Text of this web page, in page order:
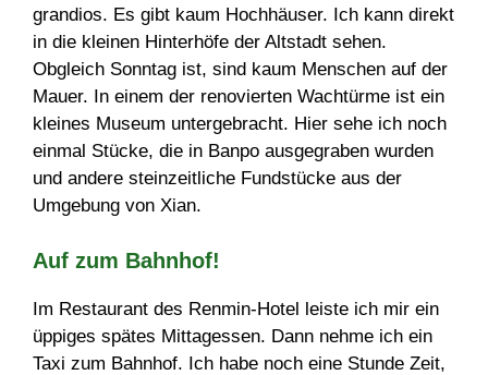
grandios. Es gibt kaum Hochhäuser. Ich kann direkt
in die kleinen Hinterhöfe der Altstadt sehen.
Obgleich Sonntag ist, sind kaum Menschen auf der
Mauer. In einem der renovierten Wachtürme ist ein
kleines Museum untergebracht. Hier sehe ich noch
einmal Stücke, die in Banpo ausgegraben wurden
und andere steinzeitliche Fundstücke aus der
Umgebung von Xian.
Auf zum Bahnhof!
Im Restaurant des Renmin-Hotel leiste ich mir ein
üppiges spätes Mittagessen. Dann nehme ich ein
Taxi zum Bahnhof. Ich habe noch eine Stunde Zeit,